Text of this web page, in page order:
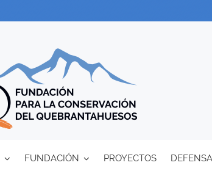
FUNDACIÓN PROYECTOS